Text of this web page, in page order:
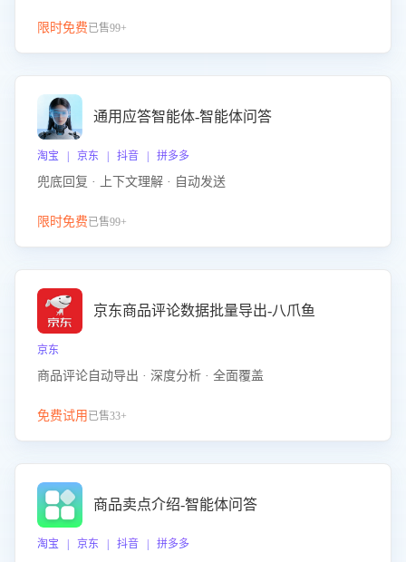
限时免费已售99+
通用应答智能体-智能体问答
淘宝 | 京东 | 抖音 | 拼多多
兜底回复 · 上下文理解 · 自动发送
限时免费已售99+
京东商品评论数据批量导出-八爪鱼
京东
商品评论自动导出 · 深度分析 · 全面覆盖
免费试用 已售33+
商品卖点介绍-智能体问答
淘宝 | 京东 | 抖音 | 拼多多